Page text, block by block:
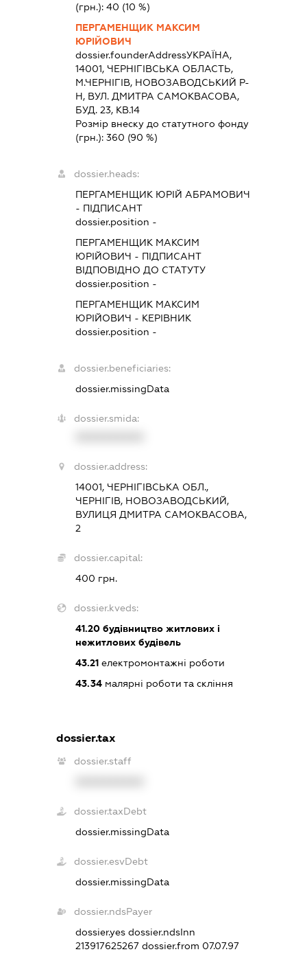
(грн.):40 (10 %)
ПЕРГАМЕНЩИК МАКСИМ
ЮРІЙОВИЧ
dossier.founderAddressУКРАЇНА,
14001, ЧЕРНIГIВСЬКА ОБЛАСТЬ,
М.ЧЕРНІГІВ, НОВОЗАВОДСЬКИЙ Р-
Н, ВУЛ. ДМИТРА САМОКВАСОВА,
БУД. 23, КВ.14
Розмір внеску до статутного фонду
(грн.):360 (90 %)
dossier.heads:
ПЕРГАМЕНЩИК ЮРІЙ АБРАМОВИЧ
- ПІДПИСАНТ
dossier.position -
ПЕРГАМЕНЩИК МАКСИМ
ЮРІЙОВИЧ - ПІДПИСАНТ
ВІДПОВІДНО ДО СТАТУТУ
dossier.position -
ПЕРГАМЕНЩИК МАКСИМ
ЮРІЙОВИЧ - КЕРІВНИК
dossier.position -
dossier.beneficiaries:
dossier.missingData
dossier.smida:
dossier.address:
14001, ЧЕРНІГІВСЬКА ОБЛ.,
ЧЕРНІГІВ, НОВОЗАВОДСЬКИЙ,
ВУЛИЦЯ ДМИТРА САМОКВАСОВА,
2
dossier.capital:
400 грн.
dossier.kveds:
41.20 будівництво житлових і
нежитлових будівель
43.21 електромонтажні роботи
43.34 малярні роботи та скління
dossier.tax
dossier.staff
dossier.taxDebt
dossier.missingData
dossier.esvDebt
dossier.missingData
dossier.ndsPayer
dossier.yesdossier.ndsInn
213917625267dossier.from 07.07.97